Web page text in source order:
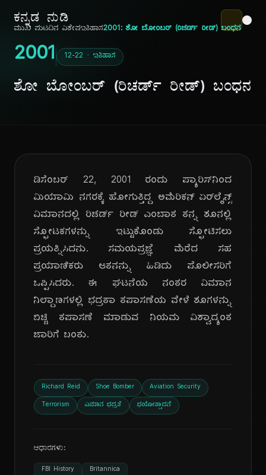
ಕನ್ನಡ ನುಡಿ
ಮುಖ ಪುಟದಿನ ವಿಶೇಷಇತಿಹಾಸ2001: ಶೋ ಬೋಂಬರ್ (ರಿಚರ್ಡ್ ರೀಡ್) ಬಂಧನ
2001 12-22 · ಇತಿಹಾಸ
ಶೋ ಬೋಂಬರ್ (ರಿಚರ್ಡ್ ರೀಡ್) ಬಂಧನ
ಡಿಸೆಂಬರ್ 22, 2001 ರಂದು ಪ್ಯಾರಿಸ್‌ನಿಂದ
ಮಿಯಾಮಿ ನಗರಕ್ಕೆ ಹೋಗುತ್ತಿದ್ದ ಅಮೆರಿಕನ್ ಏರ್‌ಲೈನ್ಸ್
ವಿಮಾನದಲ್ಲಿ ರಿಚರ್ಡ್ ರೀಡ್ ಎಂಬಾತ ತನ್ನ ಶೂನಲ್ಲಿ
ಸ್ಫೋಟಕಗಳನ್ನು ಇಟ್ಟುಕೊಂಡು ಸ್ಫೋಟಿಸಲು
ಪ್ರಯತ್ನಿಸಿದನು. ಸಮಯಪ್ರಜ್ಞೆ ಮೆರೆದ ಸಹ
ಪ್ರಯಾಣಿಕರು ಆತನನ್ನು ಹಿಡಿದು ಪೊಲೀಸರಿಗೆ
ಒಪ್ಪಿಸಿದರು. ಈ ಘಟನೆಯ ನಂತರ ವಿಮಾನ
ನಿಲ್ದಾಣಗಳಲ್ಲಿ ಭದ್ರತಾ ತಪಾಸಣೆಯ ವೇಳೆ ಶೂಗಳನ್ನು
ಬಿಚ್ಚಿ ತಪಾಸಣೆ ಮಾಡುವ ನಿಯಮ ವಿಶ್ವಾದ್ಯಂತ
ಜಾರಿಗೆ ಬಂತು.
Richard Reid Shoe Bomber Aviation Security
Terrorism ವಿಮಾನ ಭದ್ರತೆ ಭಯೋತ್ಪಾದನೆ
ಆಧಾರಗಳು:
FBI History Britannica